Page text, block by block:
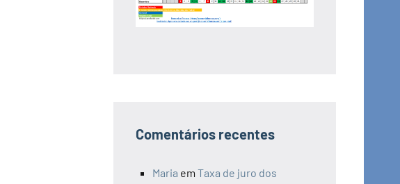
Comentários recentes
Maria em Taxa de juro dos